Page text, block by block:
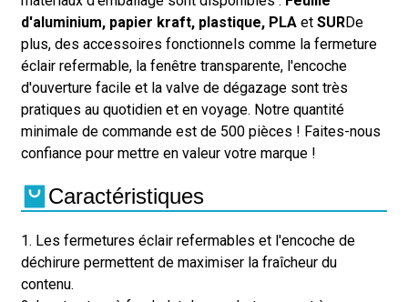
d'aluminium, papier kraft, plastique, PLAet SURDe
plus, des accessoires fonctionnels comme la fermeture
éclair refermable, la fenêtre transparente, l'encoche
d'ouverture facile et la valve de dégazage sont très
pratiques au quotidien et en voyage. Notre quantité
minimale de commande est de 500 pièces ! Faites-nous
confiance pour mettre en valeur votre marque !
Caractéristiques
1. Les fermetures éclair refermables et l'encoche de
déchirure permettent de maximiser la fraîcheur du
contenu.